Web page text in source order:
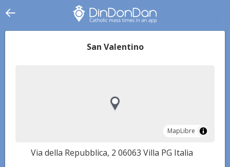
San Valentino
MapLibre
MapLibre
Via della Repubblica, 2 06063 Villa PG Italia